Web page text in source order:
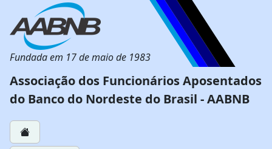
Fundada em 17 de maio de 1983
Associação dos Funcionários Aposentados
do Banco do Nordeste do Brasil - AABNB